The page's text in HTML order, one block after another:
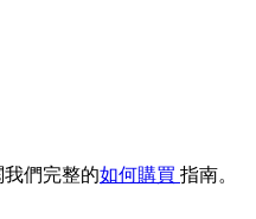
們完整的如何購買 指南。